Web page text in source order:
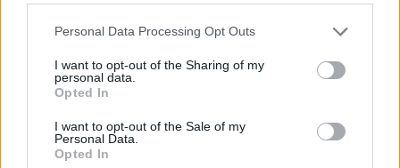
Please note that this website/app uses one or more Google
not limited to your visit or usage behaviour. You may click to
grant or deny consent to Google and its third-party tags to
use your data for below specified purposes in below Google
consent section.
Personal Data Processing Opt Outs
I want to opt-out of the Sharing of my
personal data.
Opted In
I want to opt-out of the Sale of my
Personal Data.
Opted In
Ändrat träningen
Efter en framgångsrik fjolårssäsong där han
bland annat var på pallen i premiären i